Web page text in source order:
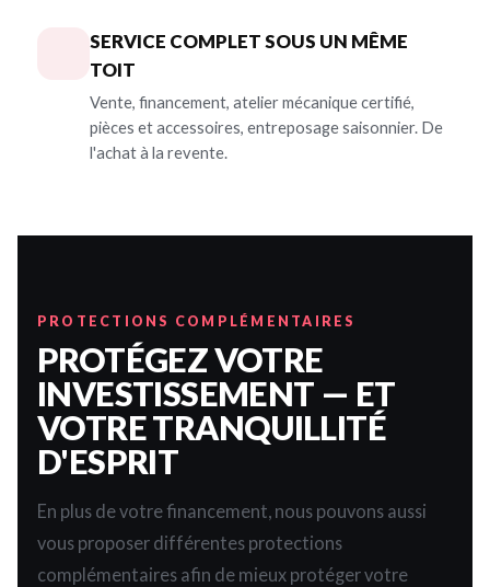
SERVICE COMPLET SOUS UN MÊME
TOIT
Vente, financement, atelier mécanique certifié,
pièces et accessoires, entreposage saisonnier. De
l'achat à la revente.
PROTECTIONS COMPLÉMENTAIRES
PROTÉGEZ VOTRE
INVESTISSEMENT — ET
VOTRE TRANQUILLITÉ
D'ESPRIT
En plus de votre financement, nous pouvons aussi
vous proposer différentes protections
complémentaires afin de mieux protéger votre